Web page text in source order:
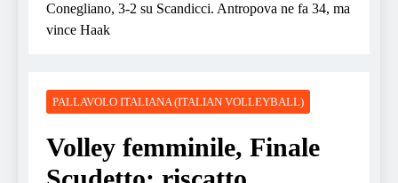
Conegliano, 3-2 su Scandicci. Antropova ne fa 34, ma
vince Haak
PALLAVOLO ITALIANA (ITALIAN VOLLEYBALL)
Volley femminile, Finale